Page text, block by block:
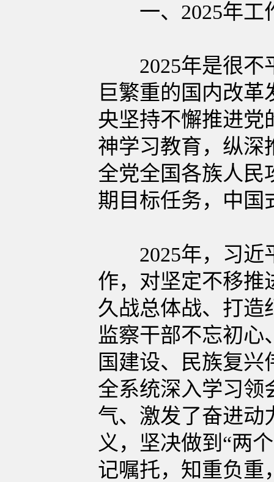
一、2025年工
2025年是很不
巨繁重的国内改
央坚持不懈推进党
神学习教育，纵深
全党全国各族人民
期目标任务，中国
2025年，习近
作，对坚定不移推
久战总体战、打造
监察干部不忘初心
国建设、民族复
全系统深入学习领
气、激发了奋进动
义，坚决做到“两
记嘱托，知重负重